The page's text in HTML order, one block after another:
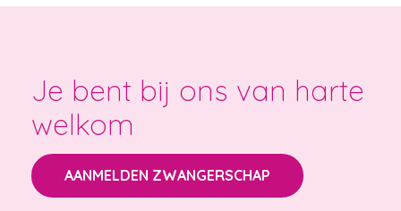
Je bent bij ons van harte
welkom
AANMELDEN ZWANGERSCHAP